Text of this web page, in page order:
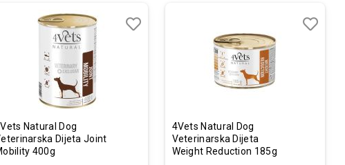
Natural Dog
Dijeta Joint
400g
Lista
4Vets Natural Dog
Veterinarska Dijeta
Weight Reduction 185g
Lista